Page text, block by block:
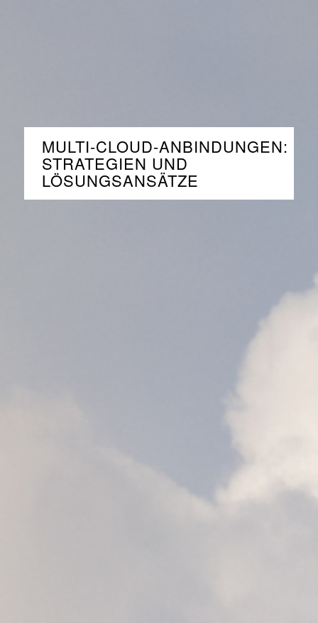
MULTI-CLOUD-ANBINDUNGEN:
STRATEGIEN UND
LÖSUNGSANSÄTZE